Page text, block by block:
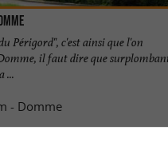
Périgord", c'est ainsi que l'on
il faut dire que
...
- Domme